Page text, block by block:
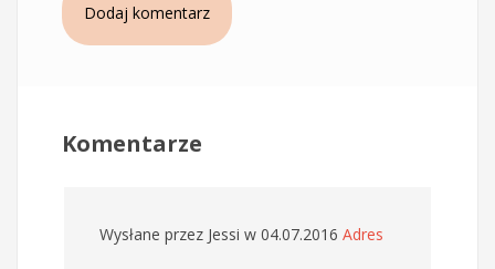
Dodaj komentarz
Komentarze
Wysłane przez Jessi w 04.07.2016 Adres